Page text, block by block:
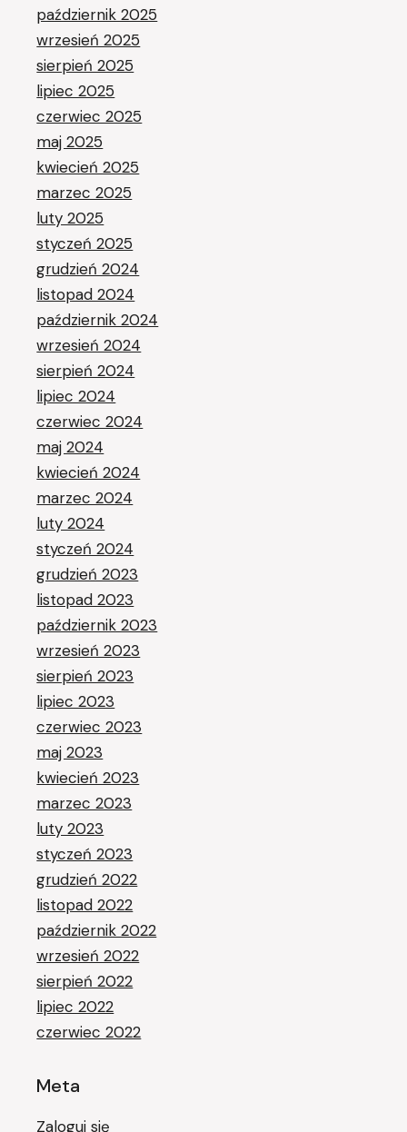
październik 2025
wrzesień 2025
sierpień 2025
lipiec 2025
czerwiec 2025
maj 2025
kwiecień 2025
marzec 2025
luty 2025
styczeń 2025
grudzień 2024
listopad 2024
październik 2024
wrzesień 2024
sierpień 2024
lipiec 2024
czerwiec 2024
maj 2024
kwiecień 2024
marzec 2024
luty 2024
styczeń 2024
grudzień 2023
listopad 2023
październik 2023
wrzesień 2023
sierpień 2023
lipiec 2023
czerwiec 2023
maj 2023
kwiecień 2023
marzec 2023
luty 2023
styczeń 2023
grudzień 2022
listopad 2022
październik 2022
wrzesień 2022
sierpień 2022
lipiec 2022
czerwiec 2022
Meta
Zaloguj się